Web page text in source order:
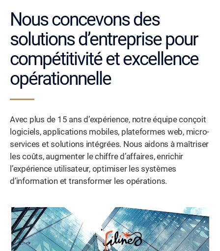
Nous concevons des
solutions d’entreprise pour
compétitivité et excellence
opérationnelle
Avec plus de 15 ans d’expérience, notre équipe conçoit
logiciels, applications mobiles, plateformes web, micro-
services et solutions intégrées. Nous aidons à maîtriser
les coûts, augmenter le chiffre d’affaires, enrichir
l’expérience utilisateur, optimiser les systèmes
d’information et transformer les opérations.